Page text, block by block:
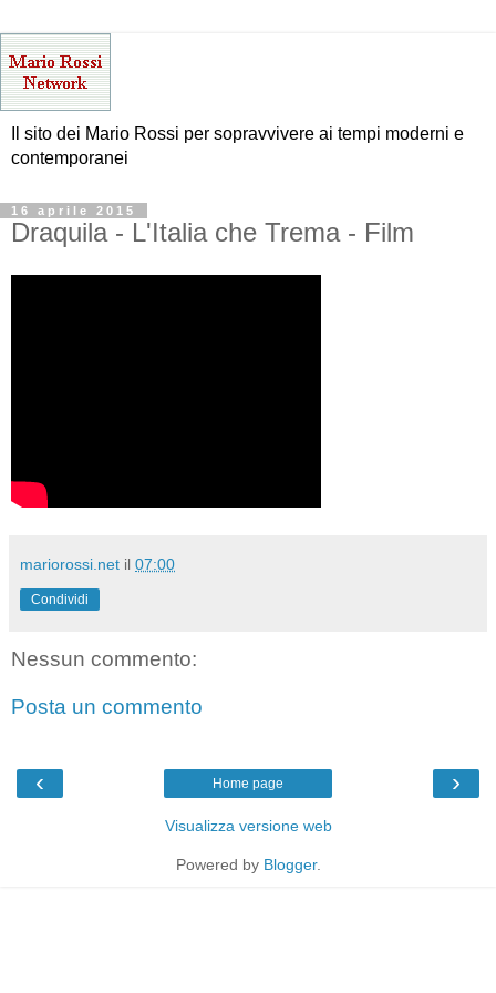
Il sito dei Mario Rossi per sopravvivere ai tempi moderni e
contemporanei
16 aprile 2015
Draquila - L'Italia che Trema - Film
mariorossi.net il 07:00
Condividi
Nessun commento:
Posta un commento
‹ ›
Home page
Visualizza versione web
Powered by Blogger.